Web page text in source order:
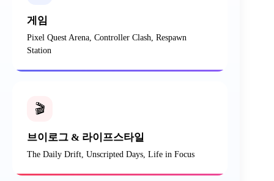
게임
Pixel Quest Arena, Controller Clash, Respawn
Station
🎬
브이로그 & 라이프스타일
The Daily Drift, Unscripted Days, Life in Focus